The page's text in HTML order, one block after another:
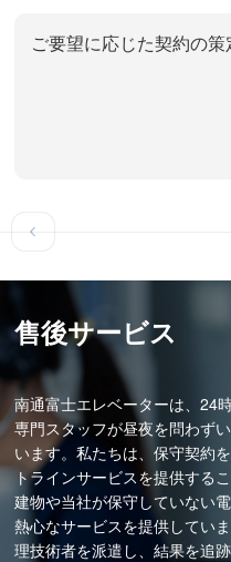
ご要望に応じた契約の策
售後サービス
南通富士エレベーターは、24
専門スタッフが昼夜を問わず
います。私たちは、保守契約
トラインサービスを提供する
建物や当社が保守していない
熱心なサービスを提供してい
理技術者を派遣し、結果を追